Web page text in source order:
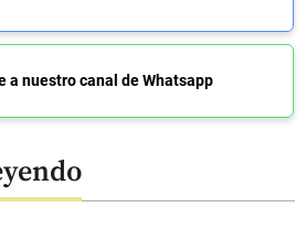
a nuestro canal de Whatsapp